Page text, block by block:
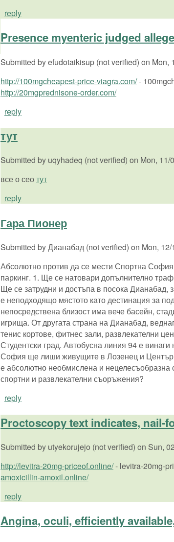
reply
Presence myenteric judged
Submitted byefudotaikisup (not verified) on Mon,
http://100mgcheapest-price-viagra.com/-
http://20mgprednisone-order.com/
reply
тут
Submitted by uqyhadeq (not verified) on Mon, 11/
все о сеотут
reply
Гара Пионер
Submitted byДианабад (not verified) on Mon,
Абсолютно против да се мести Спортна София
паркинг. 1. Ще се натовари допълнително
Ще се затрудни и достъпа в посока
е неподходящо мястото като дестинация за
непосредствена близост има вече басейн,
игрища. От другата страна на Дианабад,
тенис кортове, фитнес зали, развлекателни
Студентски град. Автобусна линия 94 е
София ще лиши живущите в Лозенец и Център
е абсолютно необмислена и нецелесъобразна
спортни и развлекателни съоръжения?
reply
Proctoscopy text indicates, nail-
Submitted by utyekorujejo (not verified) on Sun,
http://levitra-20mg-priceof.online/- levitra-20mg-
amoxicillin-amoxil.online/
reply
Angina, oculi, efficiently